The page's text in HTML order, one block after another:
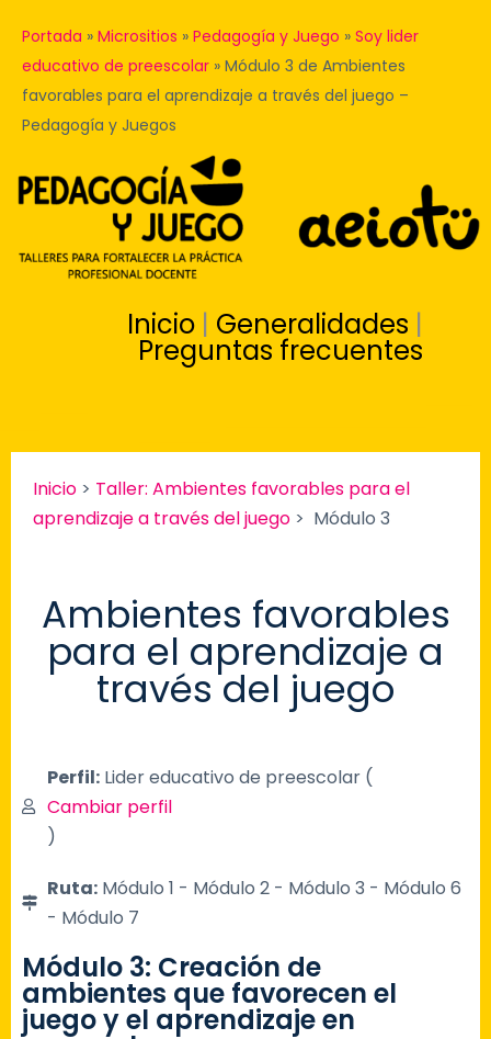
Portada » Micrositios » Pedagogía y Juego » Soy lider
educativo de preescolar » Módulo 3 de Ambientes
favorables para el aprendizaje a través del juego –
Pedagogía y Juegos
Inicio | Generalidades |
Preguntas frecuentes
Inicio > Taller: Ambientes favorables para el
aprendizaje a través del juego > Módulo 3
Ambientes favorables
para el aprendizaje a
través del juego
Perfil:Lider educativo de preescolar​ (
Cambiar perfil
)
Ruta:Módulo 1 - Módulo 2 - Módulo 3 - Módulo 6
- Módulo 7
Módulo 3: Creación de
ambientes que favorecen el
juego y el aprendizaje en